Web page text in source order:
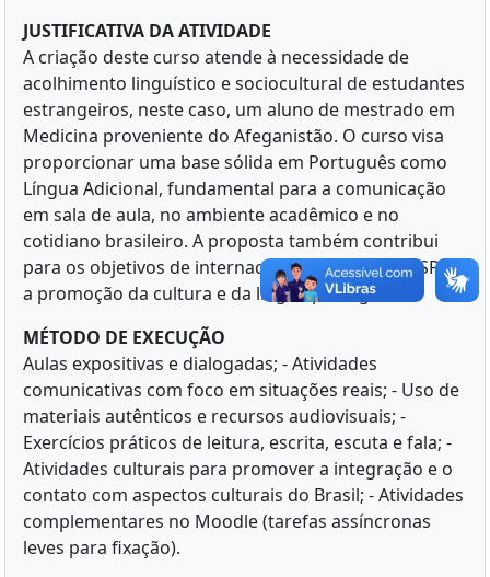
JUSTIFICATIVA DA ATIVIDADE
A criação deste curso atende à necessidade de
acolhimento linguístico e sociocultural de estudantes
estrangeiros, neste caso, um aluno de mestrado em
Medicina proveniente do Afeganistão. O curso visa
proporcionar uma base sólida em Português como
Língua Adicional, fundamental para a comunicação
em sala de aula, no ambiente acadêmico e no
cotidiano brasileiro. A proposta também contribui
para os objetivos de internacionalização da UFCSPA e
a promoção da cultura e da língua portuguesa.
MÉTODO DE EXECUÇÃO
Aulas expositivas e dialogadas; - Atividades
comunicativas com foco em situações reais; - Uso de
materiais autênticos e recursos audiovisuais; -
Exercícios práticos de leitura, escrita, escuta e fala; -
Atividades culturais para promover a integração e o
contato com aspectos culturais do Brasil; - Atividades
complementares no Moodle (tarefas assíncronas
leves para fixação).